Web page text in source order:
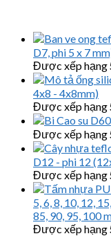
D7, phi 5 x 7
Được xếp hạng
4x8 - 4x8mm)
Được xếp hạng
Được xếp hạng
D12 - phi 12
Được xếp hạng
5, 6, 8, 10, 12,
85, 90, 95, 100
Được xếp hạng